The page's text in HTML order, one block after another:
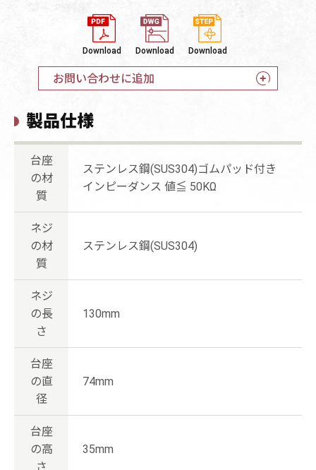
Download Download Download
お問い合わせに追加
製品仕様
台座
の材
質
ステンレス鋼(SUS304)ゴムパッド付き
インピーダンス 値≦ 50KΩ
ネジ
の材
質
ステンレス鋼(SUS304)
ネジ
の長
さ
130mm
台座
の直
径
74mm
台座
の高
さ
35mm